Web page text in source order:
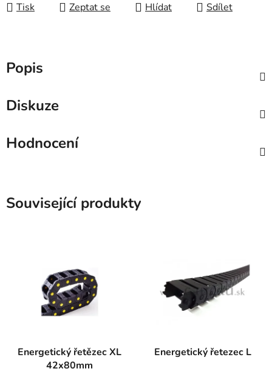
Tisk Zeptat se Hlídat Sdílet
Popis
Diskuze
Hodnocení
Související produkty
Energetický řetězec XL
42x80mm
Energetický řetezec L